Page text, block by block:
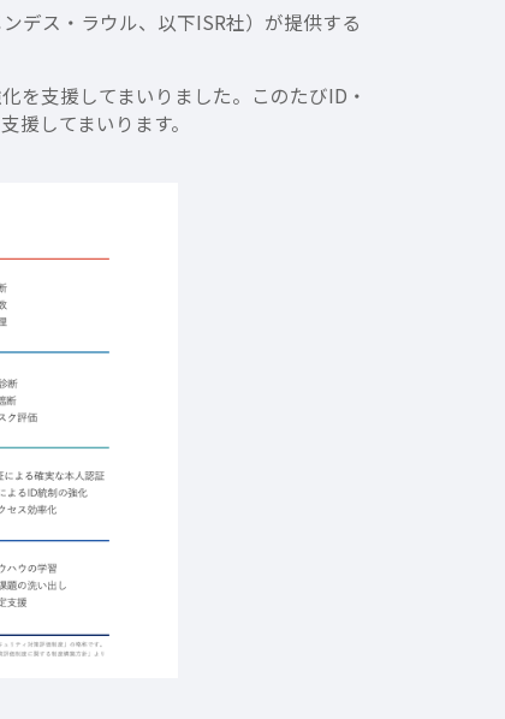
デス・ラウル、以下ISR社）が提供する
を支援してまいりました。このたびID・
してまいります。